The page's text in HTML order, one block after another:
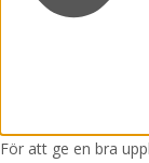
För att ge en bra